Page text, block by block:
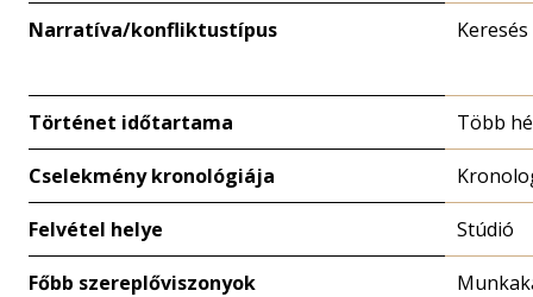
Narratíva/konfliktustípus Keresés
Történet időtartama Több
Cselekmény kronológiája
Felvétel helye Stúdió
Főbb szereplőviszonyok